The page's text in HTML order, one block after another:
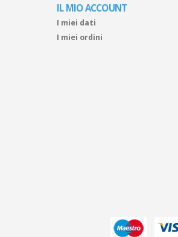
IL MIO ACCOUNT
I miei dati
I miei ordini